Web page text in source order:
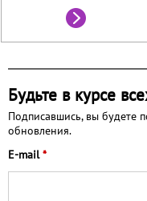
Будьте в курсе
Подписавшись, вы будете
обновления.
E-mail*